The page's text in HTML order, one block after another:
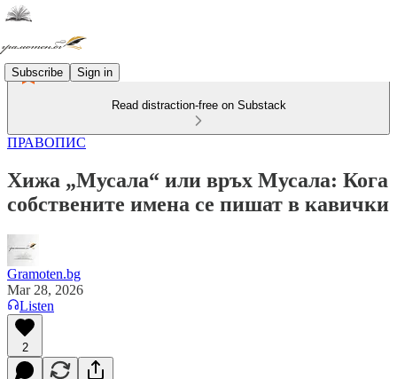
Subscribe Sign in
Read distraction-free on Substack
ПРАВОПИС
Хижа „Мусала“ или връх Мусала: Кога
собствените имена се пишат в кавички
Gramoten.bg
Mar 28, 2026
Listen
2